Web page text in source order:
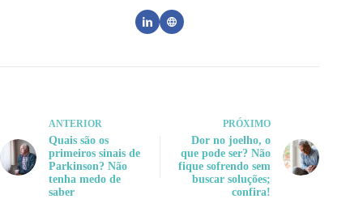
ANTERIOR
Quais são os
primeiros sinais de
Parkinson? Não
tenha medo de
saber
PRÓXIMO
Dor no joelho, o
que pode ser? Não
fique sofrendo sem
buscar soluções;
confira!